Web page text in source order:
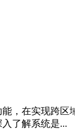
，在实现跨区
了解系统是...